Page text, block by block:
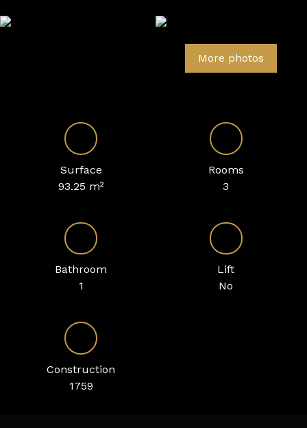
More photos
Surface
93.25 m²
Rooms
3
Bathroom
1
Lift
No
Construction
1759